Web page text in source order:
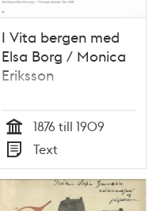
I Vita bergen med
Elsa Borg / Monica
Eriksson
Tid
1876 till 1909
Typ
Text